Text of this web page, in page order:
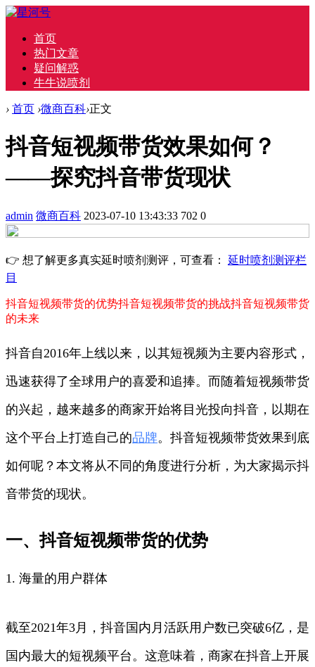
首页
热门文章
疑问解惑
牛牛说喷剂
› 首页 ›微商百科›正文
抖音短视频带货效果如何？
——探究抖音带货现状
admin 微商百科 2023-07-10 13:43:33 702 0
👉 想了解更多真实延时喷剂测评，可查看： 延时喷剂测评栏
目
抖音短视频带货的优势抖音短视频带货的挑战抖音短视频带货
的未来
抖音自2016年上线以来，以其短视频为主要内容形式，
迅速获得了全球用户的喜爱和追捧。而随着短视频带货
的兴起，越来越多的商家开始将目光投向抖音，以期在
这个平台上打造自己的品牌。抖音短视频带货效果到底
如何呢？本文将从不同的角度进行分析，为大家揭示抖
音带货的现状。
一、抖音短视频带货的优势
1. 海量的用户群体
截至2021年3月，抖音国内月活跃用户数已突破6亿，是
国内最大的短视频平台。这意味着，商家在抖音上开展